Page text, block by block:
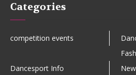
Categories
competition events
Dancesport Info